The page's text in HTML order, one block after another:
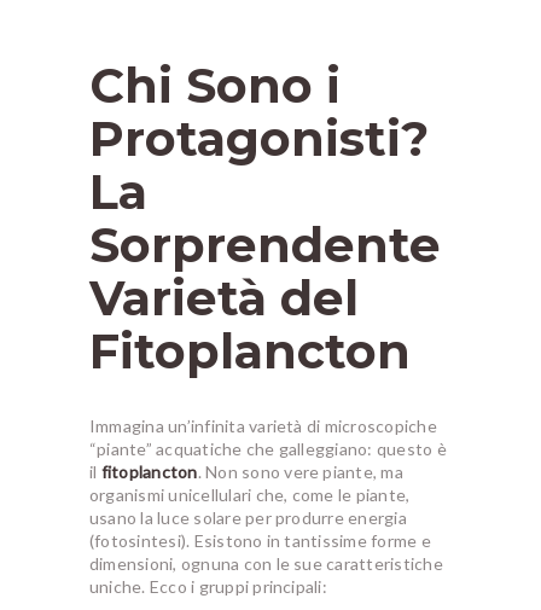
Chi Sono i
Protagonisti?
La
Sorprendente
Varietà del
Fitoplancton
Immagina un’infinita varietà di microscopiche
“piante” acquatiche che galleggiano: questo è
il fitoplancton. Non sono vere piante, ma
organismi unicellulari che, come le piante,
usano la luce solare per produrre energia
(fotosintesi). Esistono in tantissime forme e
dimensioni, ognuna con le sue caratteristiche
uniche. Ecco i gruppi principali: